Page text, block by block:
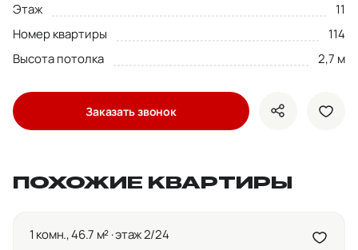
Этаж
11
Номер квартиры
114
Высота потолка
2,7 м
Заказать звонок показать
ПОХОЖИЕ КВАРТИРЫ
1 комн., 46.7 м² · этаж 2/24